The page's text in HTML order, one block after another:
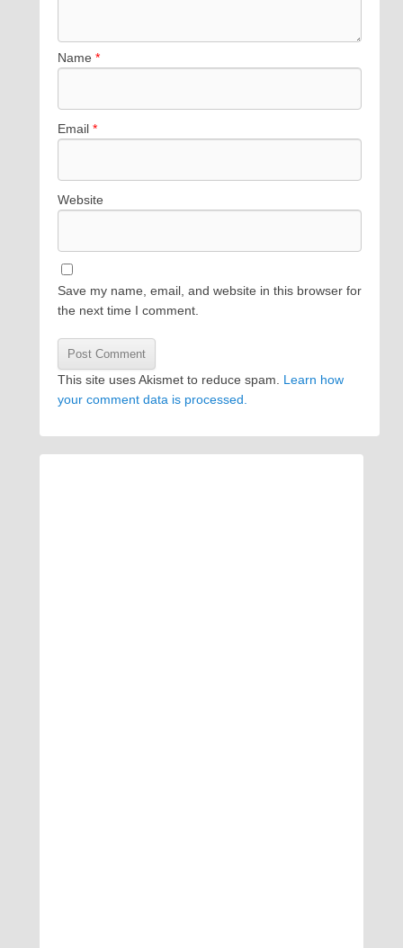
Name *
Email *
Website
Save my name, email, and website in this browser for
the next time I comment.
This site uses Akismet to reduce spam. Learn how
your comment data is processed.